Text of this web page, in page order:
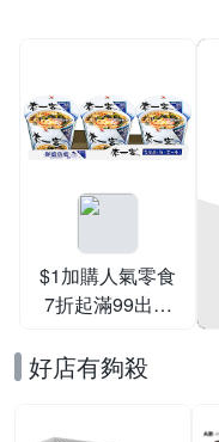
$1加購人氣零食
7折起滿99出貨
好店有夠殺